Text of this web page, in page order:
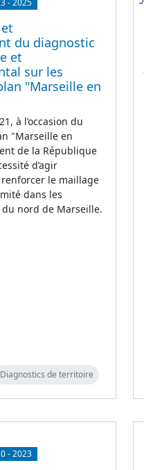
du diagnostic
et
sur les
"Marseille en
à l’occasion du
"Marseille en
de la République
d’agir
le maillage
dans les
nord de Marseille.
Diagnostics de territoire
-2023